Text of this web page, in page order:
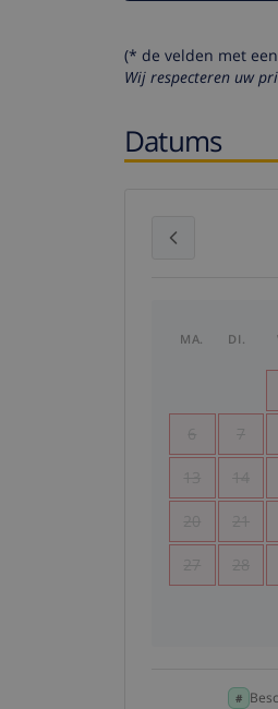
(* de velden met
Wij respecteren uw
Datums
MA. DI.
6 7
13 14
20 21
27 28